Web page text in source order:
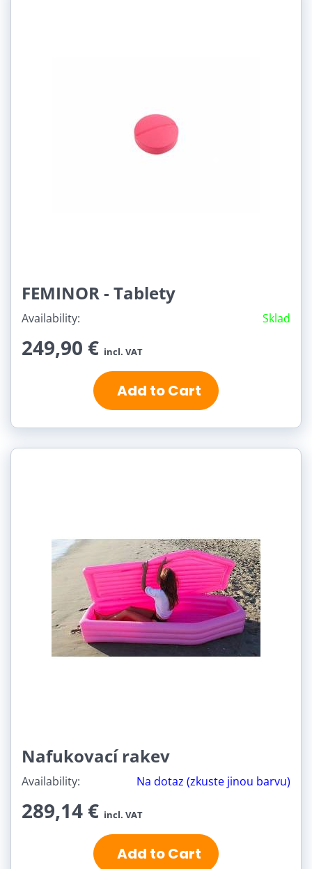
FEMINOR - Tablety
Availability: Sklad
249,90 € incl. VAT
Add to Cart
Nafukovací rakev
Availability: Na dotaz (zkuste jinou barvu)
289,14 € incl. VAT
Add to Cart